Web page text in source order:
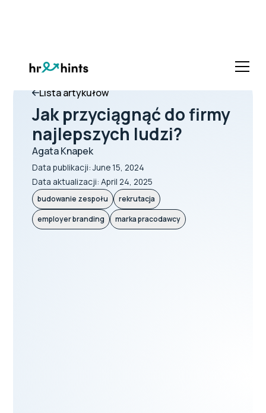
Lista artykułów
Jak przyciągnąć do firmy
najlepszych ludzi?
Agata Knapek
Data publikacji: June 15, 2024
Data aktualizacji: April 24, 2025
budowanie zespołu
rekrutacja
employer branding
marka pracodawcy